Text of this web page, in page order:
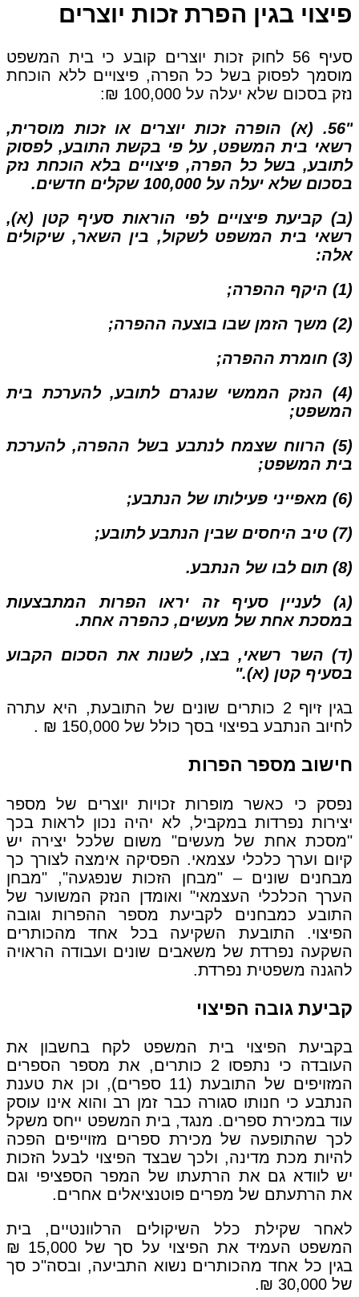
פיצוי בגין הפרת זכות יוצרים
סעיף 56 לחוק זכות יוצרים קובע כי בית המשפט
מוסמך לפסוק בשל כל הפרה, פיצויים ללא הוכחת
נזק בסכום שלא יעלה על 100,000 ₪:
"56. (א) הופרה זכות יוצרים או זכות מוסרית,
רשאי בית המשפט, על פי בקשת התובע, לפסוק
לתובע, בשל כל הפרה, פיצויים בלא הוכחת נזק
בסכום שלא יעלה על 100,000 שקלים חדשים.
(ב) קביעת פיצויים לפי הוראות סעיף קטן (א),
רשאי בית המשפט לשקול, בין השאר, שיקולים
אלה:
(1) היקף ההפרה;
(2) משך הזמן שבו בוצעה ההפרה;
(3) חומרת ההפרה;
(4) הנזק הממשי שנגרם לתובע, להערכת בית
המשפט;
(5) הרווח שצמח לנתבע בשל ההפרה, להערכת
בית המשפט;
(6) מאפייני פעילותו של הנתבע;
(7) טיב היחסים שבין הנתבע לתובע;
(8) תום לבו של הנתבע.
(ג) לעניין סעיף זה יראו הפרות המתבצעות
במסכת אחת של מעשים, כהפרה אחת.
(ד) השר רשאי, בצו, לשנות את הסכום הקבוע
בסעיף קטן (א)."
בגין זיוף 2 כותרים שונים של התובעת, היא עתרה
לחיוב הנתבע בפיצוי בסך כולל של 150,000 ₪ .
חישוב מספר הפרות
נפסק כי כאשר מופרות זכויות יוצרים של מספר
יצירות נפרדות במקביל, לא יהיה נכון לראות בכך
"מסכת אחת של מעשים" משום שלכל יצירה יש
קיום וערך כלכלי עצמאי. הפסיקה אימצה לצורך כך
מבחנים שונים – "מבחן הזכות שנפגעה", "מבחן
הערך הכלכלי העצמאי" ואומדן הנזק המשוער של
התובע כמבחנים לקביעת מספר ההפרות וגובה
הפיצוי. התובעת השקיעה בכל אחד מהכותרים
השקעה נפרדת של משאבים שונים ועבודה הראויה
להגנה משפטית נפרדת.
קביעת גובה הפיצוי
בקביעת הפיצוי בית המשפט לקח בחשבון את
העובדה כי נתפסו 2 כותרים, את מספר הספרים
המזויפים של התובעת (11 ספרים), וכן את טענת
הנתבע כי חנותו סגורה כבר זמן רב והוא אינו עוסק
עוד במכירת ספרים. מנגד, בית המשפט ייחס משקל
לכך שהתופעה של מכירת ספרים מזוייפים הפכה
להיות מכת מדינה, ולכך שבצד הפיצוי לבעל הזכות
יש לוודא גם את הרתעתו של המפר הספציפי וגם
את הרתעתם של מפרים פוטנציאלים אחרים.
לאחר שקילת כלל השיקולים הרלוונטיים, בית
המשפט העמיד את הפיצוי על סך של 15,000 ₪
בגין כל אחד מהכותרים נשוא התביעה, ובסה"כ סך
של 30,000 ₪.